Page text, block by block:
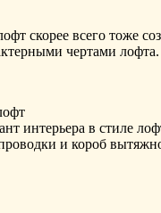
скорее всего тоже
чертами лофта.
интерьера в стиле
и короб